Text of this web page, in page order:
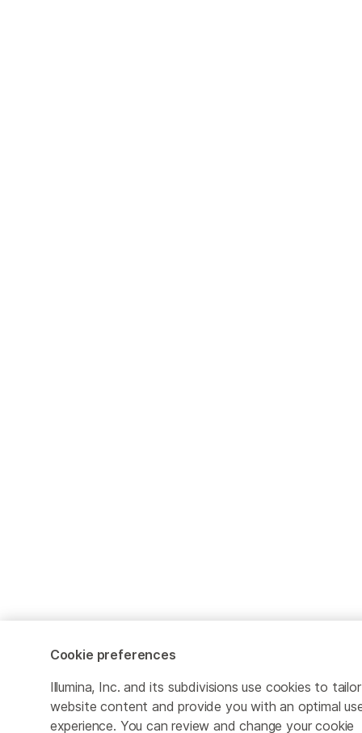
Cookie preferences
Illumina, Inc. and its subdivisions use cookies to tailor
website content and provide you with an optimal
experience. You can review and change your cookie